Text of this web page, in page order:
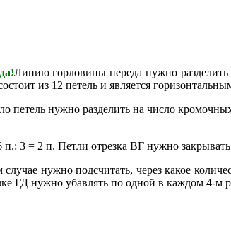
Линию горловины переда нужно разделить
из 12 петель и является
нужно разделить на число
3 = 2 п. Петли отрезка ВГ нужно
нужно подсчитать, через какое
ГД нужно убавлять по одной в каждом 4-м